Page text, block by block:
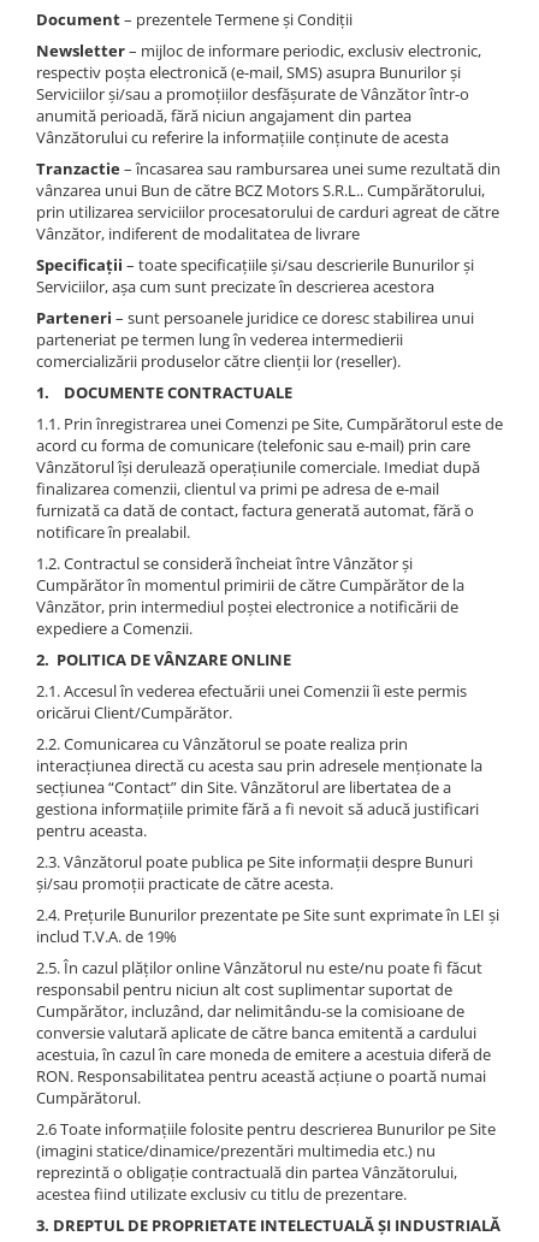
Document– prezentele Termene și Condiții
Newsletter– mijloc de informare periodic, exclusiv electronic,
respectiv poșta electronică (e-mail, SMS) asupra Bunurilor și
Serviciilor și/sau a promoțiilor desfășurate de Vânzător într-o
anumită perioadă, fără niciun angajament din partea
Vânzătorului cu referire la informațiile conținute de acesta
Tranzactie– încasarea sau rambursarea unei sume rezultată din
vânzarea unui Bun de către BCZ Motors S.R.L.. Cumpărătorului,
prin utilizarea serviciilor procesatorului de carduri agreat de către
Vânzător, indiferent de modalitatea de livrare
Specificații – toate specificațiile și/sau descrierile Bunurilor și
Serviciilor, așa cum sunt precizate în descrierea acestora
Parteneri – sunt persoanele juridice ce doresc stabilirea unui
parteneriat pe termen lung în vederea intermedierii
comercializării produselor către clienții lor (reseller).
1. DOCUMENTE CONTRACTUALE
1.1. Prin înregistrarea unei Comenzi pe Site, Cumpărătorul este de
acord cu forma de comunicare (telefonic sau e-mail) prin care
Vânzătorul își derulează operațiunile comerciale. Imediat după
finalizarea comenzii, clientul va primi pe adresa de e-mail
furnizată ca dată de contact, factura generată automat, fără o
notificare în prealabil.
1.2. Contractul se consideră încheiat între Vânzător și
Cumpărător în momentul primirii de către Cumpărător de la
Vânzător, prin intermediul poștei electronice a notificării de
expediere a Comenzii.
2. POLITICA DE VÂNZARE ONLINE
2.1. Accesul în vederea efectuării unei Comenzii îi este permis
oricărui Client/Cumpărător.
2.2. Comunicarea cu Vânzătorul se poate realiza prin
interacțiunea directă cu acesta sau prin adresele menționate la
secțiunea “Contact” din Site. Vânzătorul are libertatea de a
gestiona informațiile primite fără a fi nevoit să aducă justificari
pentru aceasta.
2.3. Vânzătorul poate publica pe Site informații despre Bunuri
și/sau promoții practicate de către acesta.
2.4. Prețurile Bunurilor prezentate pe Site sunt exprimate în LEI și
includ T.V.A. de 19%
2.5. În cazul plăților online Vânzătorul nu este/nu poate fi făcut
responsabil pentru niciun alt cost suplimentar suportat de
Cumpărător, incluzând, dar nelimitându-se la comisioane de
conversie valutară aplicate de către banca emitentă a cardului
acestuia, în cazul în care moneda de emitere a acestuia diferă de
RON. Responsabilitatea pentru această acțiune o poartă numai
Cumpărătorul.
2.6 Toate informațiile folosite pentru descrierea Bunurilor pe Site
(imagini statice/dinamice/prezentări multimedia etc.) nu
reprezintă o obligație contractuală din partea Vânzătorului,
acestea fiind utilizate exclusiv cu titlu de prezentare.
3. DREPTUL DE PROPRIETATE INTELECTUALĂ ȘI INDUSTRIALĂ